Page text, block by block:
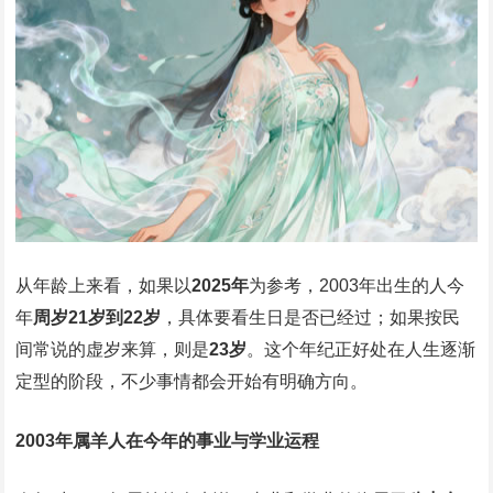
从年龄上来看，如果以2025年为参考，2003年出生的人今
年周岁21岁到22岁 ，具体要看生日是否已经过；如果按民
间常说的虚岁来算，则是23岁。这个年纪正好处在人生逐渐
定型的阶段，不少事情都会开始有明确方向。
2003年属羊人在今年的事业与学业运程